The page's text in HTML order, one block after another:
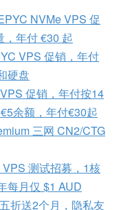
NVMe VPS 促
，年付 €30 起
VPS 促销，年付
硬盘
促销，年付按14
余额，年付€30起
三网 CN2/CTG
测试招募，1核
每月仅 $1 AUD
折送2个月，隐私友